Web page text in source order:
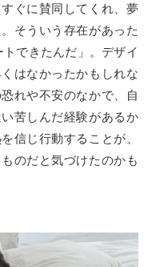
ぐに賛同してくれ、夢
そういう存在があった
できたんだ」。デザイ
はなかったかもしれな
れや不安のなかで、自
苦しんだ経験があるか
信じ行動することが、
のだと気づけたのかも